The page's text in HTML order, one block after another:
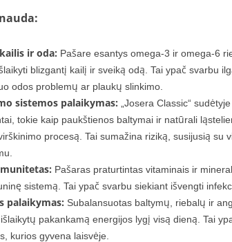
ir oda: Pašare esantys omega-3 ir omega-6
blizgantį kailį ir sveiką odą. Tai ypač svarbu
odos problemų ar plaukų slinkimo.
sistemos palaikymas: „Josera Classic“
tokie kaip paukštienos baltymai ir natūrali
procesą. Tai sumažina riziką, susijusią su
Pašaras praturtintas vitaminais ir
sistemą. Tai ypač svarbu siekiant išvengti
palaikymas: Subalansuotas baltymų, riebalų ir
pakankamą energijos lygį visą dieną. Tai
kurios gyvena laisvėje.